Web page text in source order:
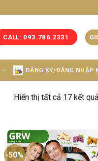
CALL: 093.786.2331
ĐĂNG KÝ/ĐĂNG NHẬP
Hiển thị tất cả 17 kết quả
-50%